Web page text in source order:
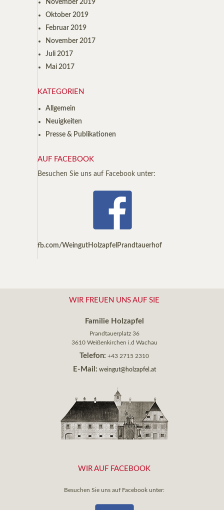
November 2019
Oktober 2019
Februar 2019
November 2017
Juli 2017
Mai 2017
KATEGORIEN
Allgemein
Neuigkeiten
Presse & Publikationen
AUF FACEBOOK
Besuchen Sie uns auf Facebook unter:
fb.com/WeingutHolzapfelPrandtauerhof
WIR FREUEN UNS AUF SIE
Familie Holzapfel
Prandtauerplatz 36
3610 Weißenkirchen i.d Wachau
Telefon: +43 2715 2310
E-Mail: weingut@holzapfel.at
WIR AUF FACEBOOK
Besuchen Sie uns auf Facebook unter: